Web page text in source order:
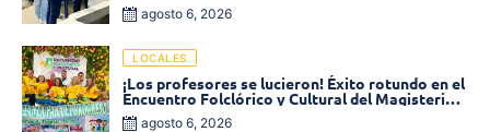
agosto 6, 2026
LOCALES
¡Los profesores se lucieron! Éxito rotundo en el
Encuentro Folclórico y Cultural del Magisterio
2026 en Ciénaga
agosto 6, 2026